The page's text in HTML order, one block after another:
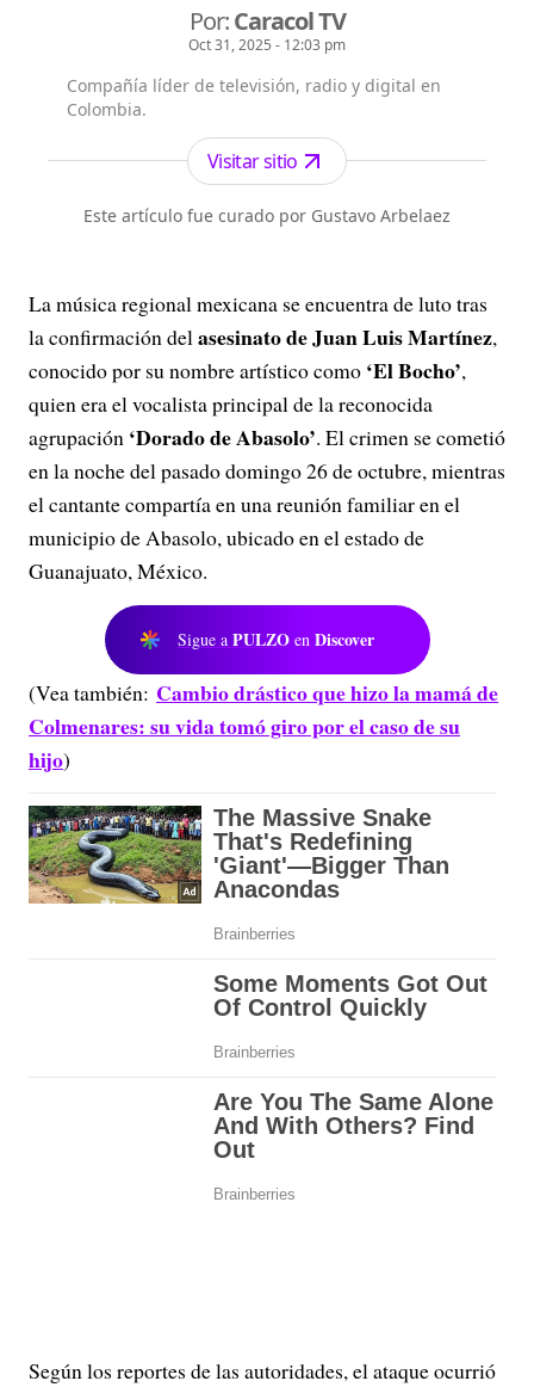
Por:Caracol TV
Oct 31, 2025 - 12:03 pm
Compañía líder de televisión, radio y digital en
Colombia.
Visitar sitio
Este artículo fue curado por Gustavo Arbelaez
La música regional mexicana se encuentra de luto tras
la confirmación delasesinato de Juan Luis Martínez,
conocido por su nombre artístico como ‘El Bocho’,
quien era el vocalista principal de la reconocida
agrupación ‘Dorado de Abasolo’. El crimen se cometió
en la noche del pasado domingo 26 de octubre, mientras
el cantante compartía en una reunión familiar en el
municipio de Abasolo, ubicado en el estado de
Guanajuato, México.
Sigue a PULZO en Discover
(Vea también: Cambio drástico que hizo la mamá de
Colmenares: su vida tomó giro por el caso de su
hijo)
Según los reportes de las autoridades, el ataque ocurrió